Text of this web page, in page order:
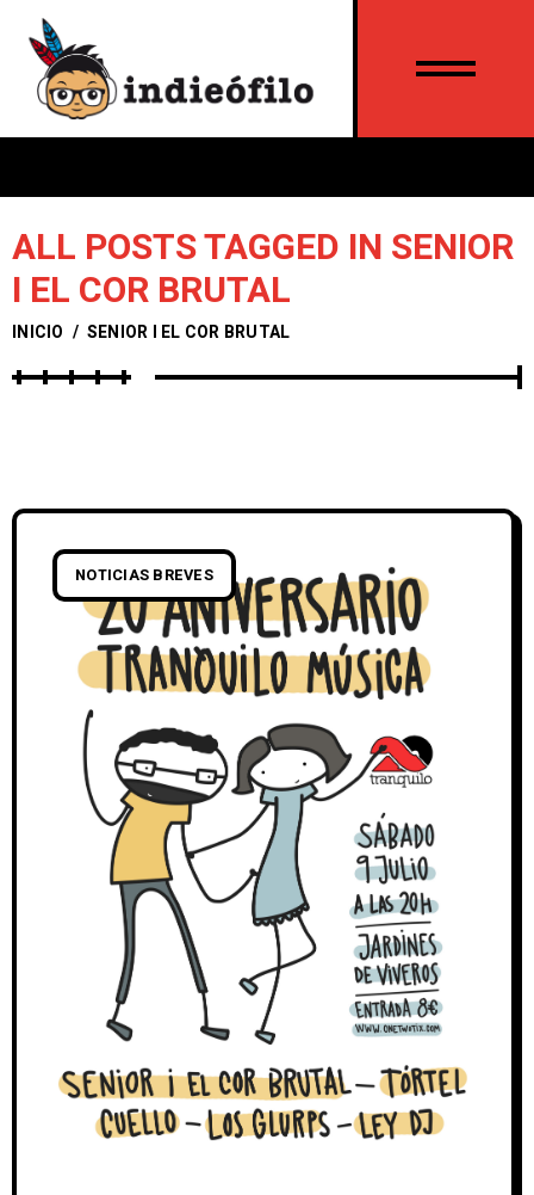
ALL POSTS TAGGED IN SENIOR
I EL COR BRUTAL
INICIO / SENIOR I EL COR BRUTAL
NOTICIAS BREVES